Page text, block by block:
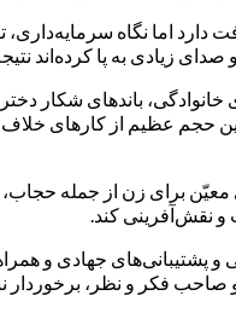
دارد اما نگاه
زیادی به پا کرده‌اند
باندهای شکار
عظیم از کارهای خلاف
معیّن برای زن از جمله
و نقش‌آفرینی کند.
جهادی و
و صاحب فکر و نظر،